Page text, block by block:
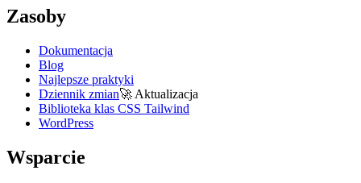
Zasoby
Dokumentacja
Blog
Najlepsze praktyki
Dziennik zmian🚀 Aktualizacja
Biblioteka klas CSS Tailwind
WordPress
Wsparcie